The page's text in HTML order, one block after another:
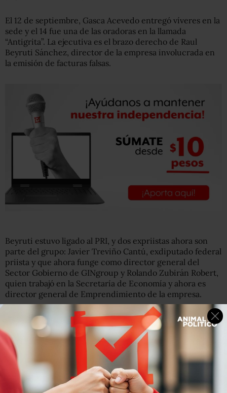
El 12 de septiembre, Gasca Acevedo entregó víveres en la
sede y el 14 fue una de las oradoras en la llamada
“Antigrita”. La ejecutiva es el brazo derecho de Raul
Beyruti Sánchez, director de la empresa involucrada en
la emisión de facturas falsas.
Beyruti estuvo ligado al PRI, y dos expriistas ahora son
parte del grupo: Javier Treviño Cantú, exdiputado federal
priista y que ahora funge como director general del
Sector Gobierno de GINgroup y Rolando Zubirán Robert,
quien trabajó en la Secretaría de Economía y ahora es
director general de Emprendimiento de la empresa.
Entérate:Mujeres comparten sus historias de dolor en
Antigrita en la toma de la CNDH
“¿Qué hace una empresa dedicada al outsourcing
apoyando a un grupo de mujeres que se manifiestan
violentamente en la ciudad?”, cuestionó la jefa de
gobierno en su conferencia este lunes. “A quién